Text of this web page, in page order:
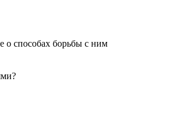
о способах борьбы с ним